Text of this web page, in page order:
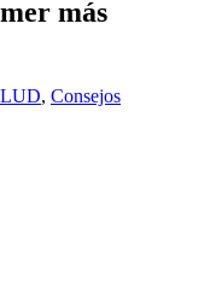
más
, Consejos